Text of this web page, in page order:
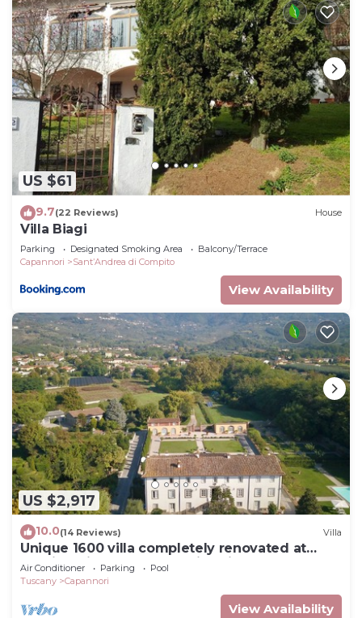
US $61
9.7(22 Reviews) House
Villa Biagi
Parking Designated Smoking Area
Balcony/Terrace
Capannori
SantʼAndrea di Compito
View Availability
US $2,917
10.0(14 Reviews) Villa
Unique 1600 villa completely renovated at
walking distance from a nice village
Air Conditioner Parking
Pool
Tuscany
Capannori
View Availability